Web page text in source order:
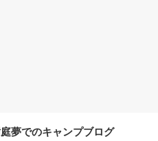
夢でのキャンプブログ